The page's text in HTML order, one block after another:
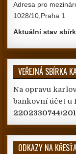
Adresa pro
1028/10,Praha 1
Aktuální stav
VEŘEJNÁ SBÍRKA
Na opravu
bankovní účet u
2202330744/
ODKAZY NA